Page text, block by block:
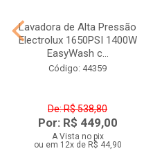
Lavadora de Alta Pressão
Electrolux 1650PSI 1400W
EasyWash c...
Código: 44359
De: R$ 538,80
Por: R$ 449,00
A Vista no pix
ou em 12x de R$ 44,90